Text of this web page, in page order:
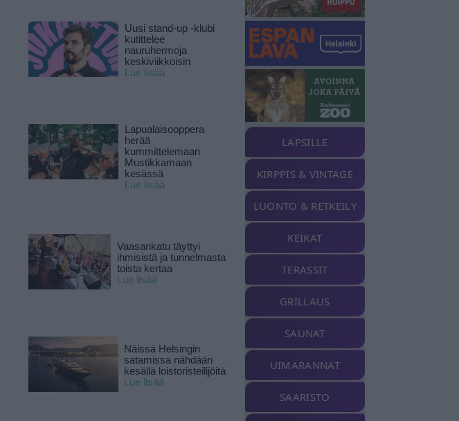
Uusi stand-up -klubi
kutittelee
nauruhermoja
keskiviikkoisin
Lue lisää
Lapualaisooppera
herää
kummittelemaan
Mustikkamaan
kesässä
Lue lisää
Vaasankatu täyttyi
ihmisistä ja tunnelmasta
toista kertaa
Lue lisää
Näissä Helsingin
satamissa nähdään
kesällä loistoristeilijöitä
Lue lisää
LAPSILLE
KIRPPIS & VINTAGE
LUONTO & RETKEILY
KEIKAT
TERASSIT
GRILLAUS
SAUNAT
UIMARANNAT
SAARISTO